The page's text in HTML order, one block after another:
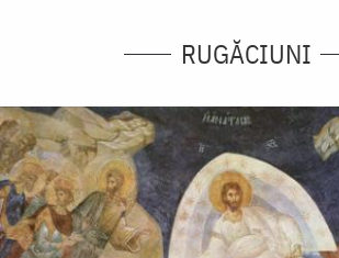
RUGĂCIUNI